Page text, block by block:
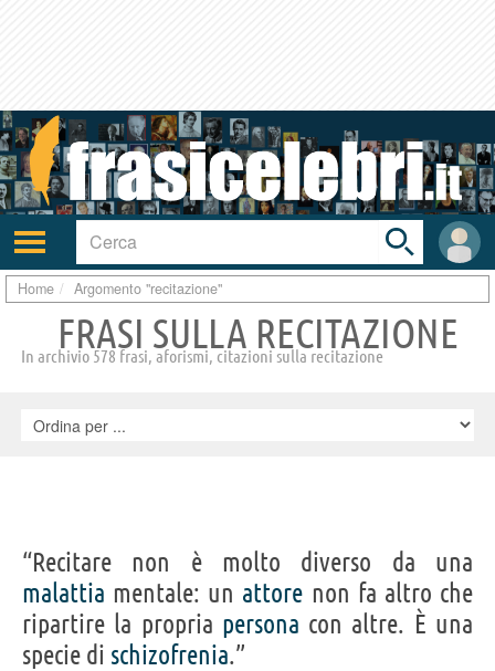
Attiva/disattiva
navigazione
User
area
Toggle
search
bar
Home Argomento "recitazione"
FRASI SULLA RECITAZIONE
In archivio 578 frasi, aforismi, citazioni sulla recitazione
“Recitare non è molto diverso da una
malattia mentale: un attore non fa altro che
ripartire la propria persona con altre. È una
specie di schizofrenia.”